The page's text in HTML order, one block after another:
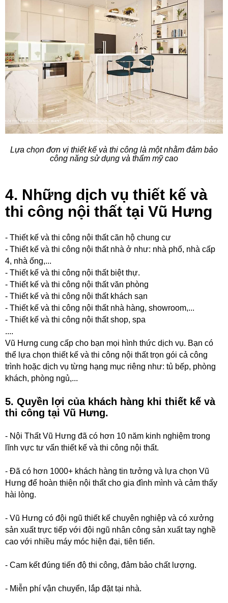
Lựa chọn đơn vị thiết kế và thi công là một nhằm đảm bảo
công năng sử dụng và thẩm mỹ cao
4. Những dịch vụ thiết kế và
thi công nội thất tại Vũ Hưng
- Thiết kế và thi công nội thất căn hộ chung cư
- Thiết kế và thi công nội thất nhà ở như: nhà phố, nhà cấp
4, nhà ống,...
- Thiết kế và thi công nội thất biệt thự.
- Thiết kế và thi công nội thất văn phòng
- Thiết kế và thi công nội thất khách sạn
- Thiết kế và thi công nội thất nhà hàng, showroom,...
- Thiết kế và thi công nội thất shop, spa
....
Vũ Hưng cung cấp cho bạn mọi hình thức dịch vụ. Bạn có
thể lựa chọn thiết kế và thi công nội thất trọn gói cả công
trình hoặc dịch vụ từng hạng mục riêng như: tủ bếp, phòng
khách, phòng ngủ,...
5. Quyền lợi của khách hàng khi thiết kế và
thi công tại Vũ Hưng.
- Nội Thất Vũ Hưng đã có hơn 10 năm kinh nghiệm trong
lĩnh vực tư vấn thiết kế và thi công nội thất.
- Đã có hơn 1000+ khách hàng tin tưởng và lựa chọn Vũ
Hưng để hoàn thiện nội thất cho gia đình mình và cảm thấy
hài lòng.
- Vũ Hưng có đội ngũ thiết kế chuyên nghiệp và có xưởng
sản xuất trực tiếp với đội ngũ nhân công sản xuất tay nghề
cao với nhiều máy móc hiện đại, tiên tiến.
- Cam kết đúng tiến độ thi công, đảm bảo chất lượng.
- Miễn phí vận chuyển, lắp đặt tại nhà.